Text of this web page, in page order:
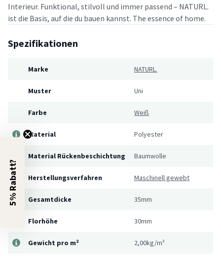
Interieur. Funktional, stilvoll und immer passend – NATURL.
ist die Basis, auf die du bauen kannst. The essence of home.
Spezifikationen
Marke NATURL.
Muster Uni
Farbe Weiß
Material Polyester
Material Rückenbeschichtung Baumwolle
Herstellungsverfahren Maschinell gewebt
Gesamtdicke 35mm
Florhöhe 30mm
Gewicht pro m² 2,00kg/m²
5% Rabatt?